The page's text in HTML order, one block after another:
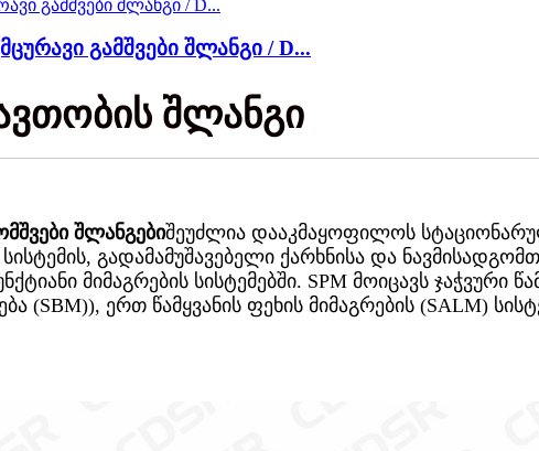
გამშვები შლანგი / D...
შლანგი
შლანგებიშეუძლია დააკმაყოფილოს
გადამამუშავებელი ქარხნისა და
მიმაგრების სისტემებში. SPM მოიცავს ჯაჭვური
ერთ წამყვანის ფეხის მიმაგრების (SALM)